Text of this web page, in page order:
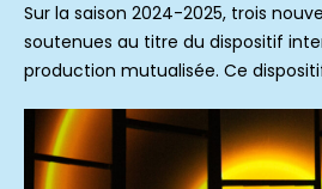
Sur la saison 2024-2025, trois
soutenues au titre du dispositif
production mutualisée. Ce